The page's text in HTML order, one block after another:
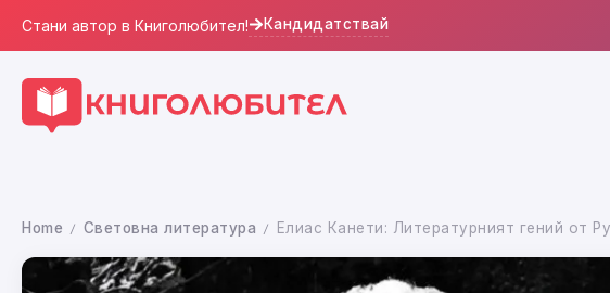
Стани автор в Книголюбител! Кандидатствай
Home / Световна литература / Елиас Канети: Литературният гений от